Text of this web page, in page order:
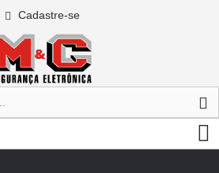
Cadastre-se